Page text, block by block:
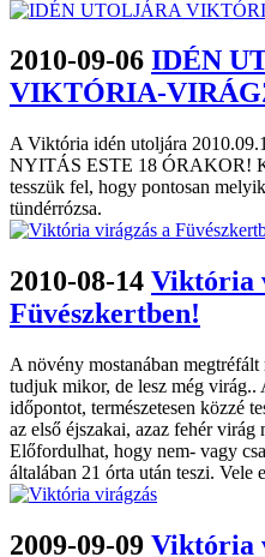
2010-09-06 IDÉN
VIKTÓRIA-
A Viktória idén utoljára
NYITÁS ESTE 18 ÓRAKOR!
tesszük fel, hogy pontosan
tündérrózsa.
2010-08-14 Viktória
Füvészkertben!
A növény mostanában
tudjuk mikor, de lesz még virág..
időpontot, természetesen közzé
az első éjszakai, azaz fehér virág
Előfordulhat, hogy nem- vagy
általában 21 órta után teszi. Vele
2009-09-09 Viktória